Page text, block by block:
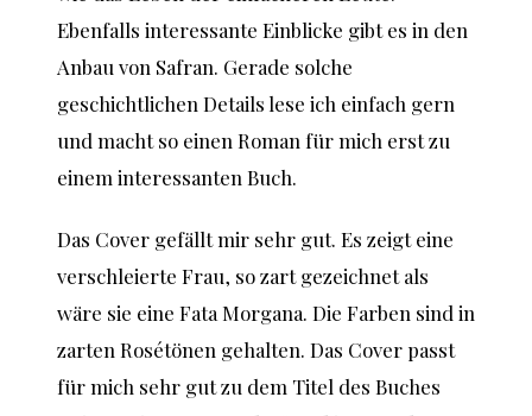
Ebenfalls interessante Einblicke gibt es in den
Anbau von Safran. Gerade solche
geschichtlichen Details lese ich einfach gern
und macht so einen Roman für mich erst zu
einem interessanten Buch.
Das Cover gefällt mir sehr gut. Es zeigt eine
verschleierte Frau, so zart gezeichnet als
wäre sie eine Fata Morgana. Die Farben sind in
zarten Rosétönen gehalten. Das Cover passt
für mich sehr gut zu dem Titel des Buches